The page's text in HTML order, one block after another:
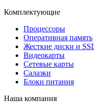
Комплектующие
Процессоры
Оперативная память
Жесткие диски и
Видеокарты
Сетевые карты
Салазки
Блоки питания
Наша компания